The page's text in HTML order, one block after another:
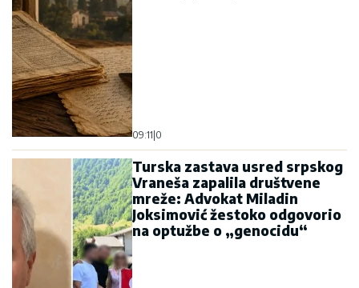
09:11 0
Turska zastava usred srpskog
Vraneša zapalila društvene
mreže: Advokat Miladin
Joksimović žestoko odgovorio
na optužbe o „genocidu“